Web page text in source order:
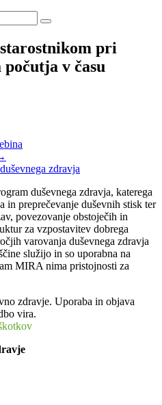
pri
v času
duševnega zdravja, katerega
in preprečevanje duševnih stisk ter
povezovanje obstoječih in
za vzpostavitev dobrega
varovanja duševnega zdravja
služijo in so uporabna na
MIRA nima pristojnosti za
zdravje. Uporaba in objava
vira.